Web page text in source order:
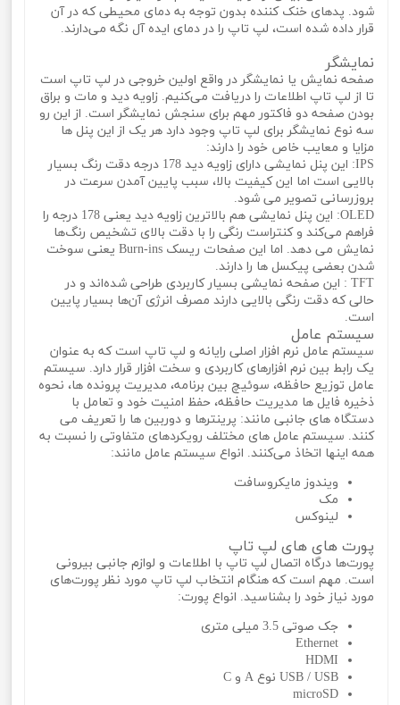
شود. پدهای خنک کننده بدون توجه به دمای محیطی که در آن
قرار داده شده است، لپ تاپ را در دمای ایده آل نگه می‌دارند.
نمایشگر
صفحه نمایش یا نمایشگر در واقع اولین خروجی در لپ تاپ است
تا از لپ تاپ اطلاعات را دریافت می‌کنیم. زاویه دید و مات و براق
بودن صفحه دو فاکتور مهم برای سنجش نمایشگر است. از این رو
سه نوع نمایشگر برای لپ تاپ وجود دارد هر یک از این پنل ها
مزایا و معایب خاص خود را دارند:
IPS: این پنل نمایشی دارای زاویه دید 178 درجه دقت رنگ بسیار
بالایی است اما این کیفیت بالا، سبب پایین آمدن سرعت در
بروزرسانی تصویر می‌ شود.
OLED: این پنل نمایشی هم بالاترین زاویه دید یعنی 178 درجه را
فراهم می‌کند و کنتراست رنگی را با دقت بالای تشخیص رنگ‌ها
نمایش می‌ دهد. اما این صفحات ریسک Burn-ins یعنی سوخت
شدن بعضی پیکسل ‌ها را دارند.
TFT : این صفحه نمایشی بسیار کاربردی طراحی شده‌اند و در
حالی که دقت رنگی بالایی دارند مصرف انرژی آن‌ها بسیار پایین
است.
سیستم عامل
سیستم عامل نرم افزار اصلی رایانه و لپ تاپ است که به عنوان
یک رابط بین نرم افزارهای کاربردی و سخت افزار قرار دارد. سیستم
عامل توزیع حافظه، سوئیچ بین برنامه، مدیریت پرونده ها، نحوه
ذخیره فایل ها مدیریت حافظه، حفظ امنیت خود و تعامل با
دستگاه های جانبی مانند: پرینترها و دوربین ها را تعریف می‌
کنند. سیستم عامل های مختلف رویکردهای متفاوتی را نسبت به
همه اینها اتخاذ می‌کنند. انواع سیستم عامل مانند:
ویندوز مایکروسافت
مک
لینوکس
پورت های های لپ تاپ
پورت‌ها درگاه اتصال لپ تاپ با اطلاعات و لوازم جانبی بیرونی
است. مهم است که هنگام انتخاب لپ تاپ مورد نظر پورت‌های
مورد نیاز خود را بشناسید. انواع پورت:
جک صوتی 3.5 میلی متری
Ethernet
HDMI
USB / USB نوع A و C
microSD